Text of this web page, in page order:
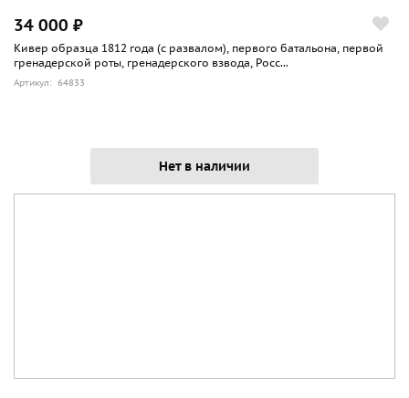
34 000 ₽
Кивер образца 1812 года (с развалом), первого батальона, первой
гренадерской роты, гренадерского взвода, Росс...
Артикул: 64833
Нет в наличии